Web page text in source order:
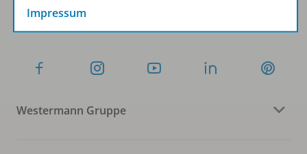
Folgen Sie uns auf Social Media
Westermann Gruppe
Impressum